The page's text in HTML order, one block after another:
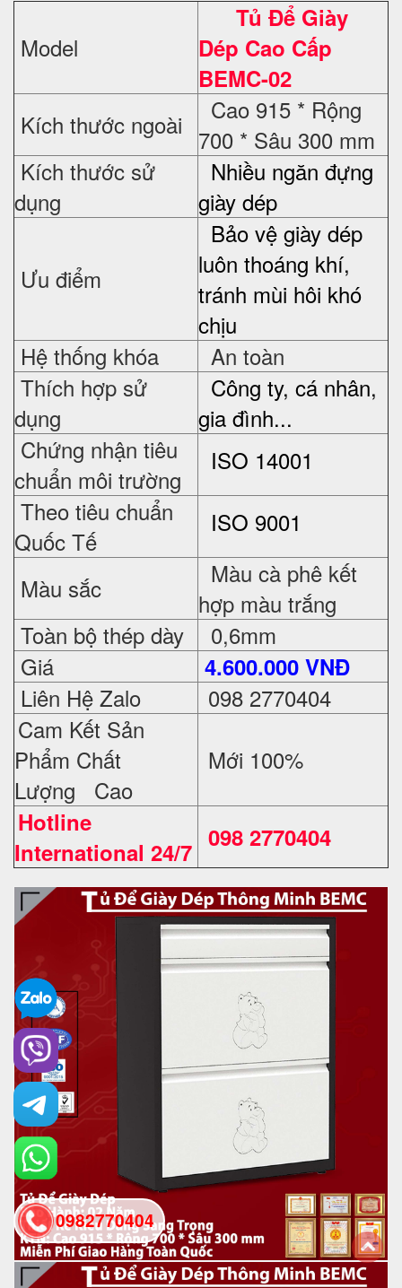
Model
Tủ Để Giày
Dép Cao Cấp
BEMC-02
Kích thước ngoài
Cao 915 * Rộng
700 * Sâu 300 mm
Kích thước sử
dụng
Nhiều ngăn đựng
giày dép
Ưu điểm
Bảo vệ giày dép
luôn thoáng khí,
tránh mùi hôi khó
chịu
Hệ thống khóa
An toàn
Thích hợp sử
dụng
Công ty, cá nhân,
gia đình...
Chứng nhận tiêu
chuẩn môi trường
ISO 14001
Theo tiêu chuẩn
Quốc Tế
ISO 9001
Màu sắc
Màu cà phê kết
hợp màu trắng
Toàn bộ thép dày
0,6mm
Giá
4.600.000 VNĐ
Liên Hệ Zalo
098 2770404
Cam Kết Sản
Phẩm Chất
Lượng Cao
Mới 100%
Hotline
International 24/7 098 2770404
0982770404
back